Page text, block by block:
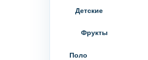
Детские
Фрукты
Поло